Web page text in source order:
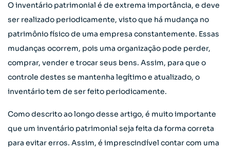
O inventário patrimonial é de extrema importância, e deve
ser realizado periodicamente, visto que há mudança no
patrimônio físico de uma empresa constantemente. Essas
mudanças ocorrem, pois uma organização pode perder,
comprar, vender e trocar seus bens. Assim, para que o
controle destes se mantenha legítimo e atualizado, o
inventário tem de ser feito periodicamente.
Como descrito ao longo desse artigo, é muito importante
que um inventário patrimonial seja feita da forma correta
para evitar erros. Assim, é imprescindível contar com uma